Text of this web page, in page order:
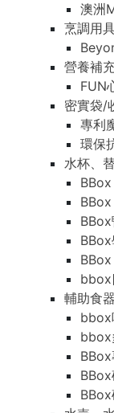
澳洲
烹調用
營養補
FUN
密實袋/
專利
環保
水杯、
bbox
輔助食
bbox
bbox